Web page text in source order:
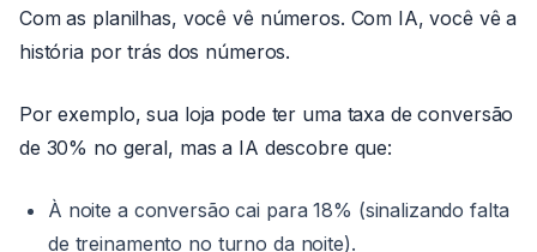
Com as planilhas, você vê números. Com IA, você vê a
história por trás dos números.
Por exemplo, sua loja pode ter uma taxa de conversão
de 30% no geral, mas a IA descobre que:
À noite a conversão cai para 18% (sinalizando falta
de treinamento no turno da noite).